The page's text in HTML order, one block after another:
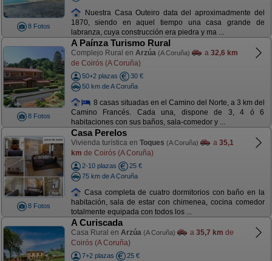
8 Fotos
Nuestra Casa Outeiro data del aproximadmente del
1870, siendo en aquel tiempo una casa grande de
labranza, cuya construcción era piedra y ma ...
8 Fotos
A Paínza Turismo Rural
Complejo Rural en Arzúa (A Coruña) a 32,6 km
de Coirós (A Coruña)
50+2 plazas
30 €
50 km de A Coruña
8 casas situadas en el Camino del Norte, a 3 km del
Camino Francés. Cada una, dispone de 3, 4 ó 6
habitaciones con sus baños, sala-comedor y ...
8 Fotos
Casa Perelos
Vivienda turística en Toques (A Coruña) a 35,1
km de Coirós (A Coruña)
2-10 plazas
25 €
75 km de A Coruña
Casa completa de cuatro dormitorios con baño en la
habitación, sala de estar con chimenea, cocina comedor
totalmente equipada con todos los ...
A Curiscada
Casa Rural en Arzúa (A Coruña) a 35,7 km de
Coirós (A Coruña)
7+2 plazas
25 €